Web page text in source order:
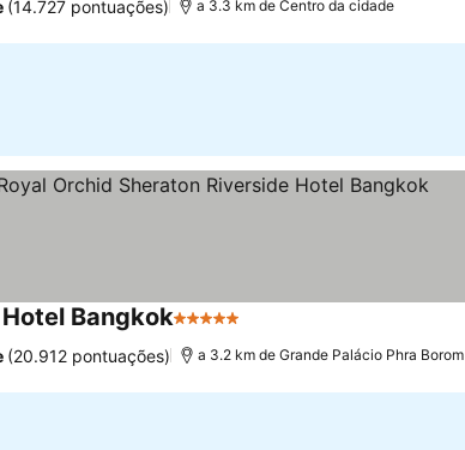
(14.727 pontuações) a 3.3 km de Centro da cidade
Bangkok5 Estrelas
(20.912 pontuações) a 3.2 km de Grande Palácio Phra Borom